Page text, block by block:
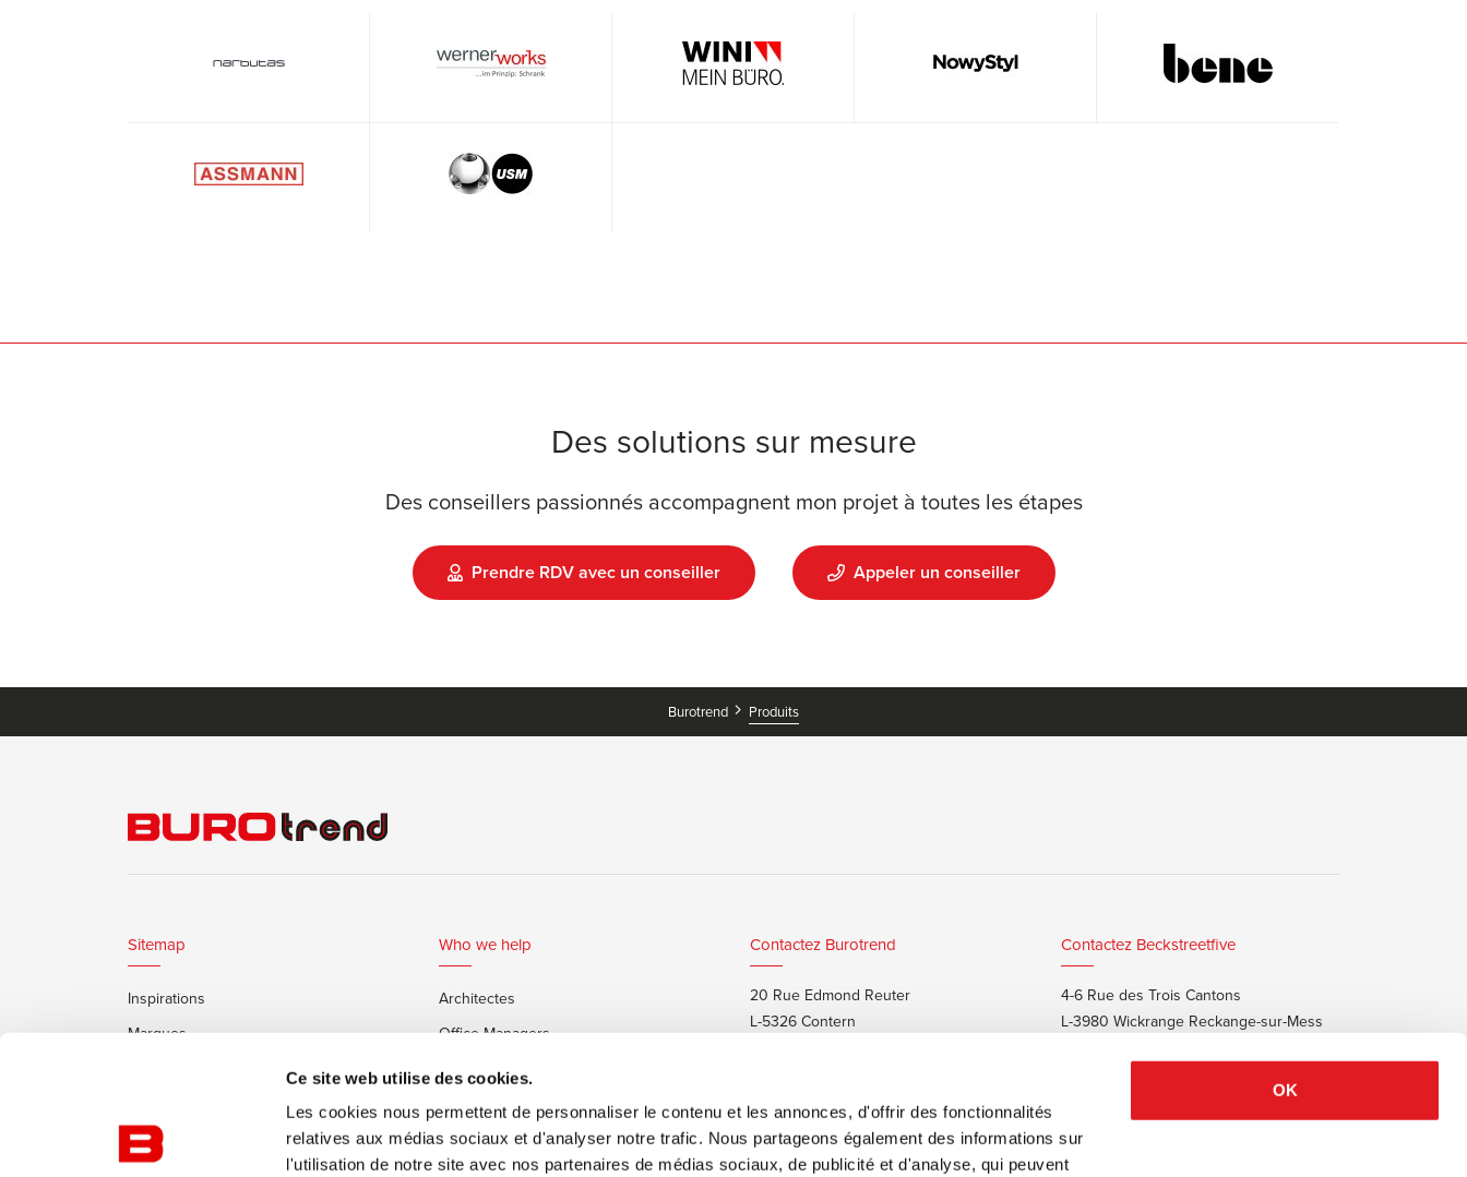
Ce site web utilise des cookies.
Les cookies nous permettent de personnaliser le contenu et les annonces, d'offrir des fonctionnalités
relatives aux médias sociaux et d'analyser notre trafic. Nous partageons également des informations sur
l'utilisation de notre site avec nos partenaires de médias sociaux, de publicité et d'analyse, qui peuvent
OK
Des solutions sur mesure
Des conseillers passionnés accompagnent mon projet à toutes les étapes
Prendre RDV avec un conseiller Appeler un conseiller
Burotrend Produits
Sitemap
Inspirations
Marques
Cabines Insonorisées Framery
Who we help
Architectes
Office Managers
Clients privés
Contactez Burotrend
20 Rue Edmond Reuter
L-5326 Contern
Contactez Beckstreetfive
4-6 Rue des Trois Cantons
L-3980 Wickrange Reckange-sur-Mess
+352 48 25 68 55